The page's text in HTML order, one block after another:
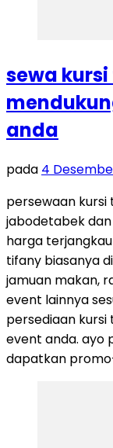
sewa
anda
pada 4
persewaan
jabodetabek
harga
tifany biasanya
jamuan makan,
event lainnya
persediaan kursi
event anda. ayo
dapatkan